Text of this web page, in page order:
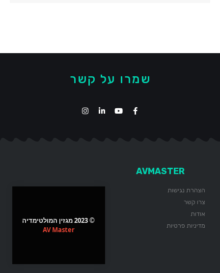
שמרו על קשר
AVMASTER
הצהרת נגישות
צרו קשר
אודות
מדיניות פרטיות
© 2023 מגזין המולטימדיה
AV Master